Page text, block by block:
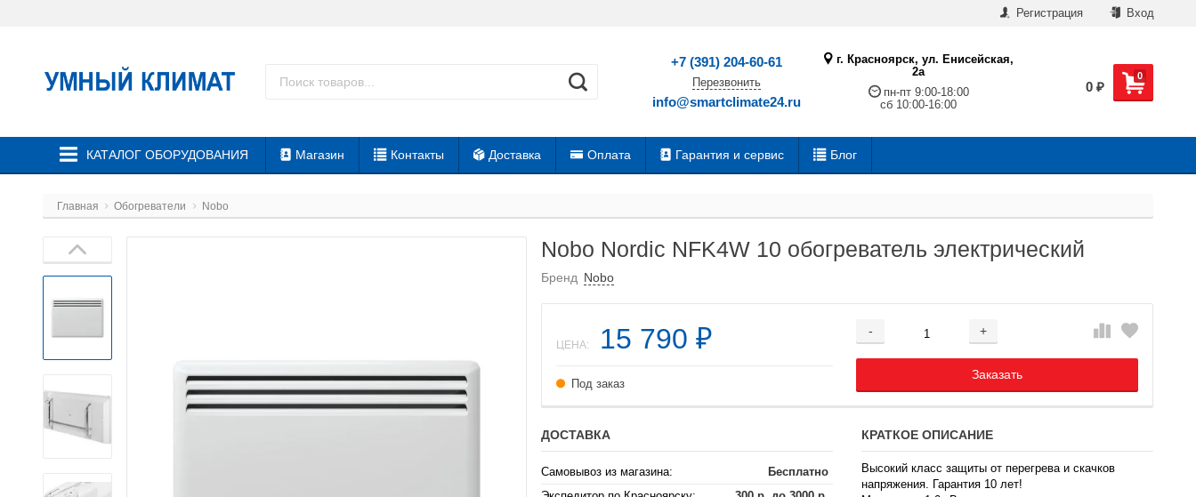
Регистрация Вход
+7 (391) 204-60-61
Перезвонить
info@smartclimate24.ru
г. Красноярск, ул. Енисейская,
2а
пн-пт 9:00-18:00
сб 10:00-16:00
0
0 ₽
КАТАЛОГ ОБОРУДОВАНИЯ Магазин Контакты Доставка Оплата Гарантия и сервис Блог
Главная Обогреватели Nobo
Nobo Nordic NFK4W 10 обогреватель электрический
Бренд Nobo
- +
Добавляется...
Заказать
Добавлен
ЦЕНА: 15 790 ₽
Под заказ
ДОСТАВКА
Самовывоз из магазина:
Бесплатно
КРАТКОЕ ОПИСАНИЕ
Высокий класс защиты от перегрева и скачков
напряжения. Гарантия 10 лет!